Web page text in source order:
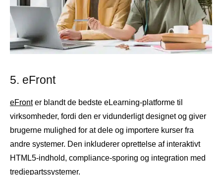
5. eFront
eFronter blandt de bedste eLearning-platforme til
virksomheder, fordi den er vidunderligt designet og giver
brugerne mulighed for at dele og importere kurser fra
andre systemer. Den inkluderer oprettelse af interaktivt
HTML5-indhold, compliance-sporing og integration med
tredjepartssystemer.